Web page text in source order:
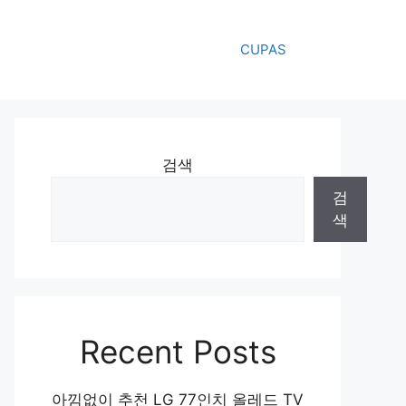
CUPAS
검색
검
색
Recent Posts
아낌없이 추천 LG 77인치 올레드 TV